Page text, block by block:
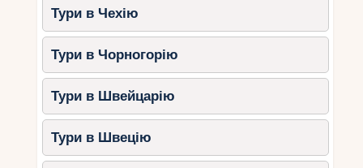
стає холодною, а листопаді купання вже
малоймовірно.
5. Який курорт вибрати для
осіннього відпочинку?
Відпочинок у вересні:Будь-який
курорт Туреччини, включаючи Чорне
море.
Тури в Чехію
Тури в Чорногорію
Тури в Швейцарію
Тури в Швецію